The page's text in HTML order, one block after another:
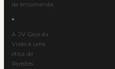
da encomenda.
A ƆV Casa da
Visão é uma
ótica de
Paredes